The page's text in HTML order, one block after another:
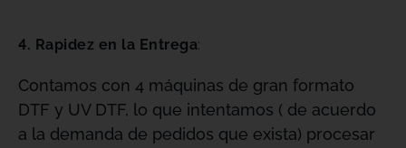
4. Rapidez en la Entrega:
Contamos con 4 máquinas de gran formato
DTF y UV DTF, lo que intentamos ( de acuerdo
a la demanda de pedidos que exista) procesar